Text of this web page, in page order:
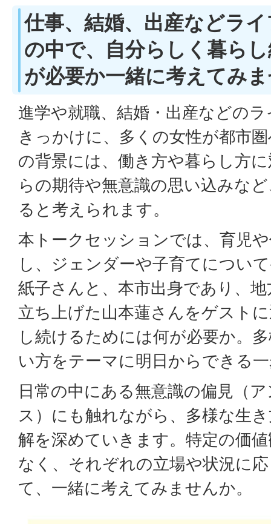
仕事、結婚、出産などラ
の中で、自分らしく暮ら
が必要か一緒に考えてみ
進学や就職、結婚・出産などの
きっかけに、多くの女性が都市
の背景には、働き方や暮らし方
らの期待や無意識の思い込みな
ると考えられます。
本トークセッションでは、育児
し、ジェンダーや子育てについ
紙子さんと、本市出身であり、
立ち上げた山本蓮さんをゲスト
し続けるためには何が必要か。
い方をテーマに明日からできる
日常の中にある無意識の偏見（
ス）にも触れながら、多様な生
解を深めていきます。特定の価
なく、それぞれの立場や状況に
て、一緒に考えてみませんか。